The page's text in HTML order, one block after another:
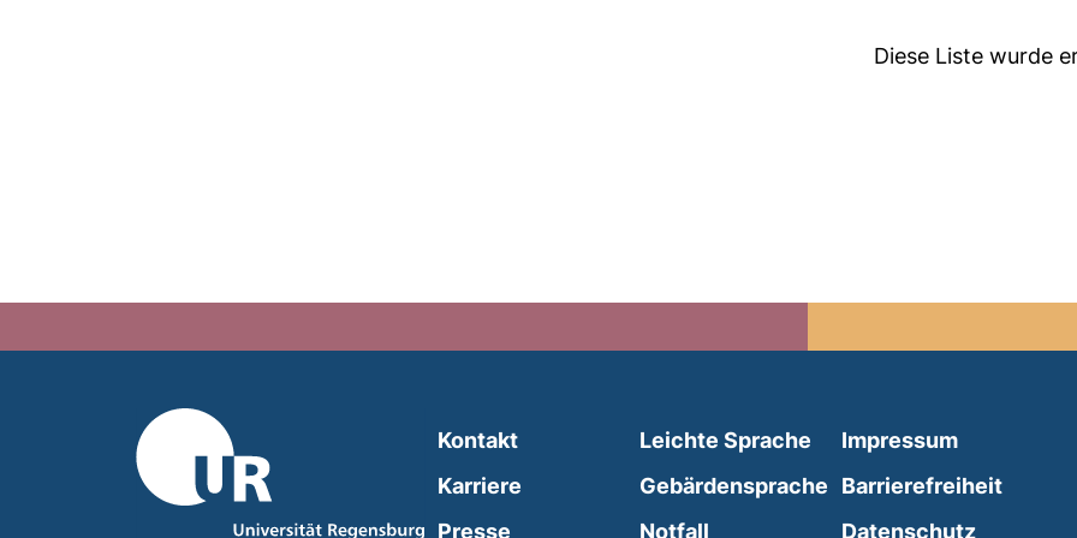
Diese Liste wurde
Kontakt
Karriere
Presse
Leichte Sprache (external link, opens in a
Gebärdensprache (external link, opens in
Notfall (external link, opens in a new
Impressum
Barrierefreiheit
Datenschutz